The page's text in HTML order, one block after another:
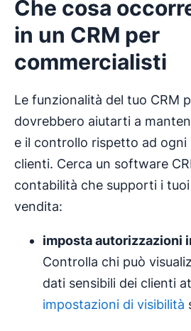
Che cosa
in un CRM per
commercialisti
Le funzionalità del tuo CRM
dovrebbero aiutarti a
e il controllo rispetto ad ogni
clienti. Cerca un software
contabilità che supporti i
vendita:
imposta autorizzazioni
Controlla chi può
dati sensibili dei clienti
impostazioni di visibilità